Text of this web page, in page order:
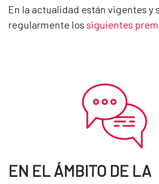
En la actualidad están vigentes y
regularmente los siguientes
EN EL ÁMBITO DE LA